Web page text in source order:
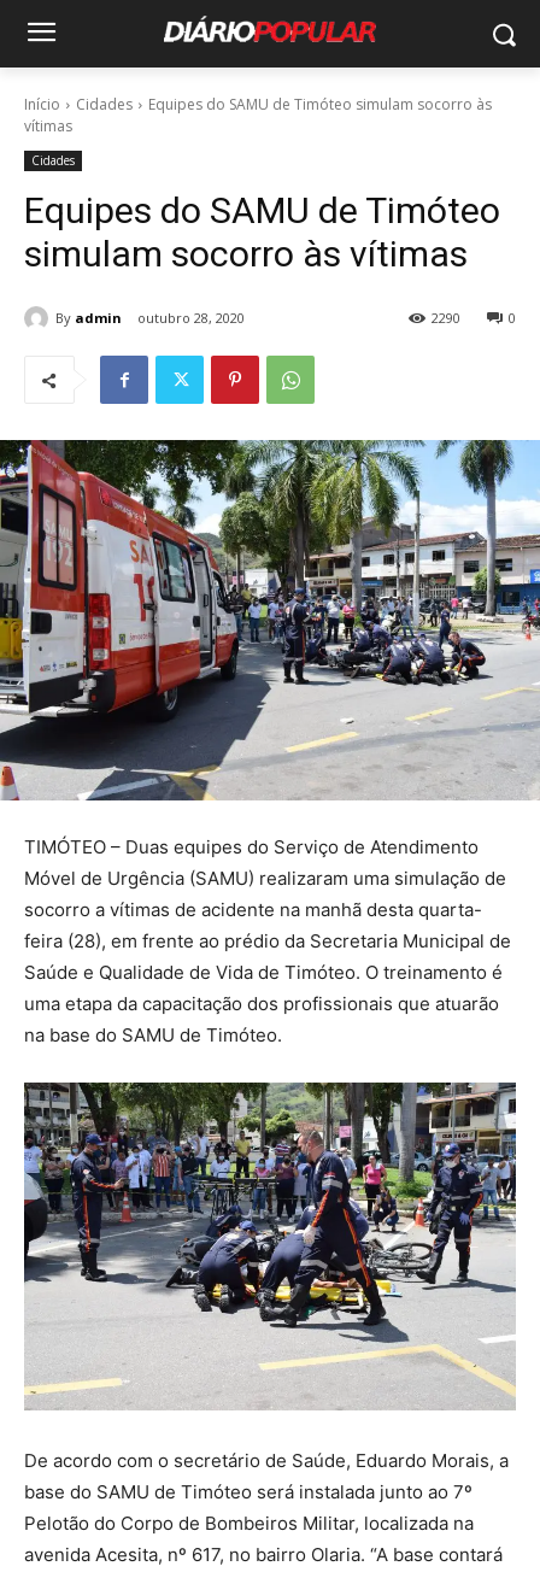
Início Cidades
Equipes do SAMU de Timóteo simulam socorro às
vítimas
Cidades
Equipes do SAMU de Timóteo
simulam socorro às vítimas
By admin outubro 28, 2020 0
2290
TIMÓTEO – Duas equipes do Serviço de Atendimento
Móvel de Urgência (SAMU) realizaram uma simulação de
socorro a vítimas de acidente na manhã desta quarta-
feira (28), em frente ao prédio da Secretaria Municipal de
Saúde e Qualidade de Vida de Timóteo. O treinamento é
uma etapa da capacitação dos profissionais que atuarão
na base do SAMU de Timóteo.
De acordo com o secretário de Saúde, Eduardo Morais, a
base do SAMU de Timóteo será instalada junto ao 7º
Pelotão do Corpo de Bombeiros Militar, localizada na
avenida Acesita, nº 617, no bairro Olaria. “A base contará